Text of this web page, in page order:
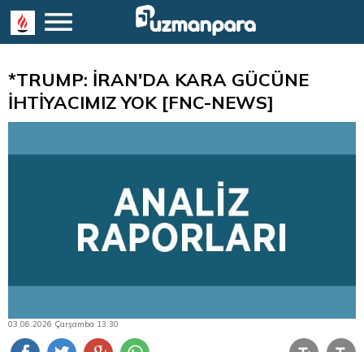
*TRUMP: İRAN'DA KARA GÜCÜNE
İHTİYACIMIZ YOK [FNC-NEWS]
03.06.2026 Çarşamba 13:30